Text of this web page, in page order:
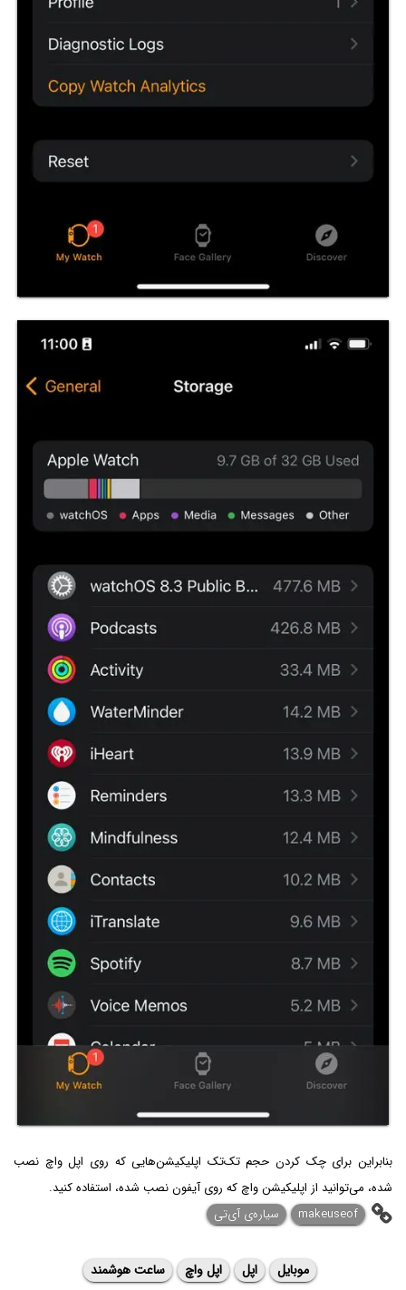
بنابراین برای چک کردن حجم تک‌تک اپلیکیشن‌هایی که روی اپل واچ نصب
شده، می‌توانید از اپلیکیشن واچ که روی آیفون نصب شده، استفاده کنید.
makeuseof
سیاره‌ی آی‌تی
موبایل اپل اپل واچ ساعت هوشمند